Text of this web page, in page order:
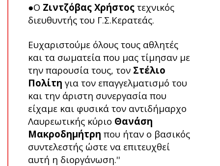
●Ο Ζιντζόβας Χρήστος τεχνικός
διευθυντής του Γ.Σ.Κερατεάς.
Ευχαριστούμε όλους τους αθλητές
και τα σωματεία που μας τίμησαν με
την παρουσία τους, τον Στέλιο
Πολίτη για τον επαγγελματισμό του
και την άριστη συνεργασία που
είχαμε και φυσικά τον αντιδήμαρχο
Λαυρεωτικής κύριο Θανάση
Μακροδημήτρη που ήταν ο βασικός
συντελεστής ώστε να επιτευχθεί
αυτή η διοργάνωση.''